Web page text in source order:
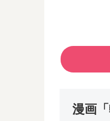
漫画